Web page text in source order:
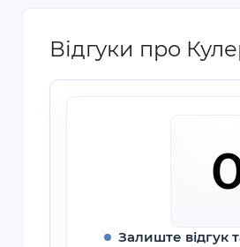
Відгуки про
Залиште відгук